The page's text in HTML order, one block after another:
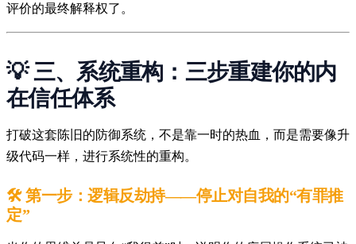
评价的最终解释权了。
💡 三、系统重构：三步重建你的内
在信任体系
打破这套陈旧的防御系统，不是靠一时的热血，而是需要像升
级代码一样，进行系统性的重构。
🛠️ 第一步：逻辑反劫持——停止对自我的“有罪推
定”